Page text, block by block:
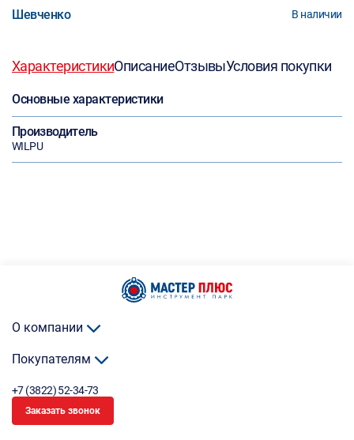
Шевченко В наличии
ХарактеристикиОписаниеОтзывыУсловия покупки
Основные характеристики
Производитель
WILPU
О компании
Покупателям
+7 (3822) 52-34-73
Заказать звонок